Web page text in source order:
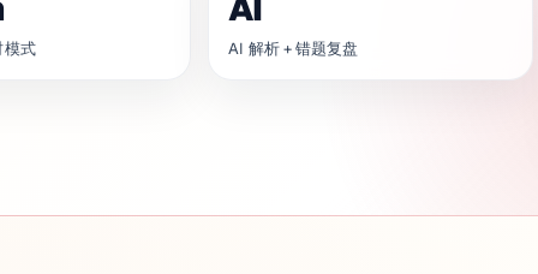
模式 AI 解析 + 错题复盘